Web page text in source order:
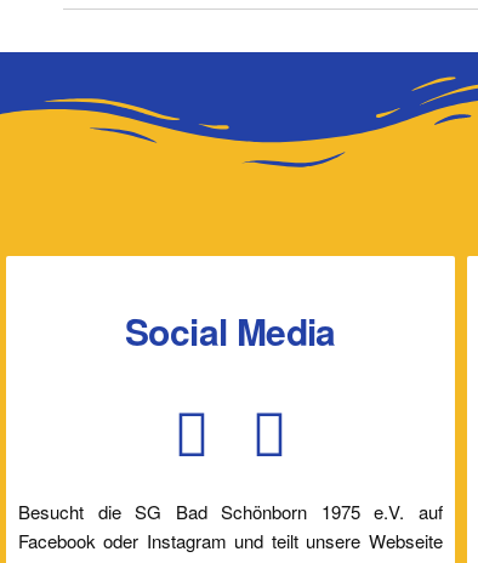
Social Media
Besucht die SG Bad Schönborn 1975 e.V. auf
Facebook oder Instagram und teilt unsere Webseite